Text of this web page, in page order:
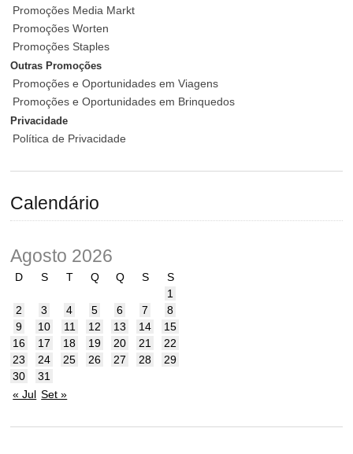
Promoções Media Markt
Promoções Worten
Promoções Staples
Outras Promoções
Promoções e Oportunidades em Viagens
Promoções e Oportunidades em Brinquedos
Privacidade
Política de Privacidade
Calendário
Agosto 2026
D S T Q Q S
S
1
2
3 4 5 6 7
8
9
10 11 12 13 14
15
16
17 18 19 20 21
22
23
24 25 26 27 28
29
30
31
« Jul Set »